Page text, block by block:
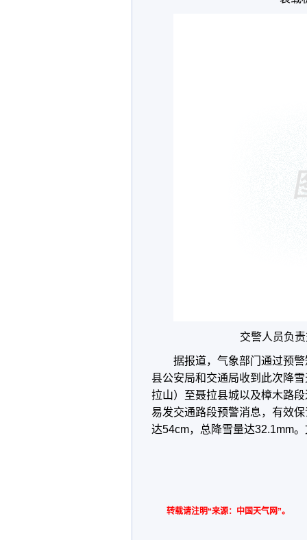
交警人员负
据报道，气象部门通过预
县公安局和交通局收到此次降
拉山）至聂拉县城以及樟木路
易发交通路段预警消息，有效
达54cm，总降雪量达32.1mm
转载请注明“来源：中国天气网”。